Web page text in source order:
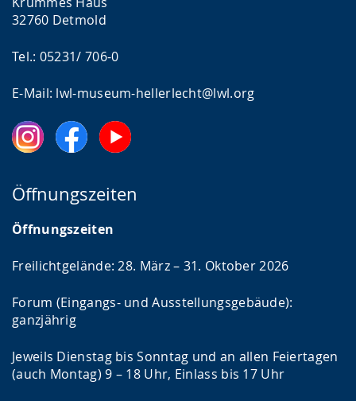
32760 Detmold
Tel.: 05231/ 706-0
E-Mail: lwl-museum-hellerlecht@lwl.org
Öffnungszeiten
Öffnungszeiten
Freilichtgelände: 28. März – 31. Oktober 2026
Forum (Eingangs- und Ausstellungsgebäude):
ganzjährig
Jeweils Dienstag bis Sonntag und an allen Feiertagen
(auch Montag) 9 – 18 Uhr, Einlass bis 17 Uhr